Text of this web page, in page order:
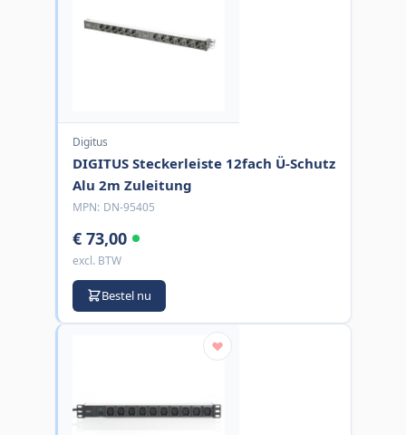
Digitus
DIGITUS Steckerleiste 12fach Ü-Schutz
Alu 2m Zuleitung
MPN: DN-95405
€ 73,00
excl. BTW
Bestel nu